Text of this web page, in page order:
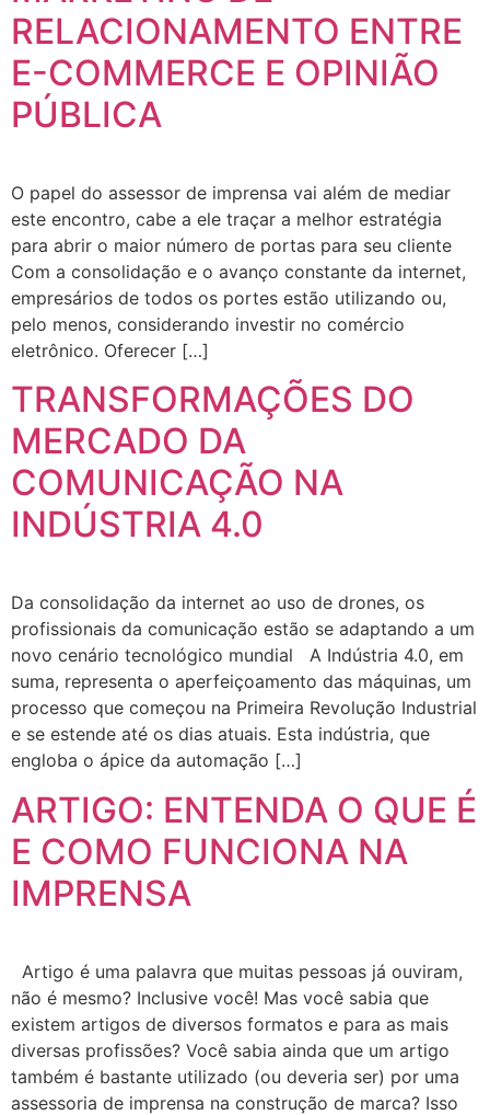
RELACIONAMENTO ENTRE
E-COMMERCE E OPINIÃO
PÚBLICA
O papel do assessor de imprensa vai além de mediar
este encontro, cabe a ele traçar a melhor estratégia
para abrir o maior número de portas para seu cliente
Com a consolidação e o avanço constante da internet,
empresários de todos os portes estão utilizando ou,
pelo menos, considerando investir no comércio
eletrônico. Oferecer […]
TRANSFORMAÇÕES DO
MERCADO DA
COMUNICAÇÃO NA
INDÚSTRIA 4.0
Da consolidação da internet ao uso de drones, os
profissionais da comunicação estão se adaptando a um
novo cenário tecnológico mundial A Indústria 4.0, em
suma, representa o aperfeiçoamento das máquinas, um
processo que começou na Primeira Revolução Industrial
e se estende até os dias atuais. Esta indústria, que
engloba o ápice da automação […]
ARTIGO: ENTENDA O QUE É
E COMO FUNCIONA NA
IMPRENSA
Artigo é uma palavra que muitas pessoas já ouviram,
não é mesmo? Inclusive você! Mas você sabia que
existem artigos de diversos formatos e para as mais
diversas profissões? Você sabia ainda que um artigo
também é bastante utilizado (ou deveria ser) por uma
assessoria de imprensa na construção de marca? Isso